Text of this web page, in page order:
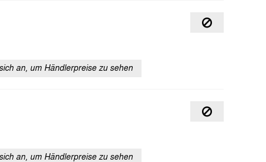
an, um Händlerpreise zu sehen
an, um Händlerpreise zu sehen